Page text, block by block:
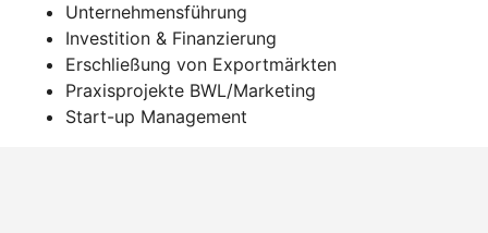
Unternehmensführung
Investition & Finanzierung
Erschließung von Exportmärkten
Praxisprojekte BWL/Marketing
Start-up Management